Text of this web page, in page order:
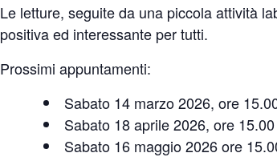
Le letture, seguite da una piccola attività
positiva ed interessante per tutti.
Prossimi appuntamenti:
Sabato 14 marzo 2026, ore
Sabato 18 aprile 2026, ore
Sabato 16 maggio 2026 ore